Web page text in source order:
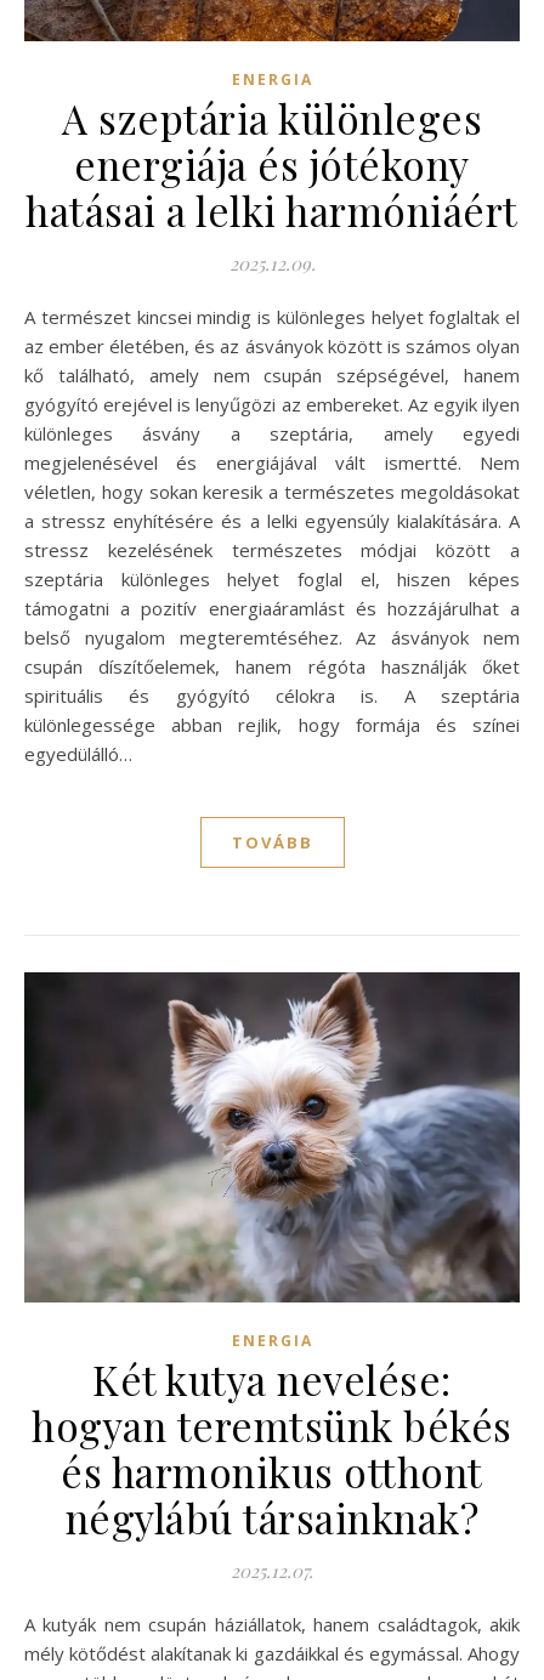
ENERGIA
A szeptária különleges
energiája és jótékony
hatásai a lelki harmóniáért
2025.12.09.
A természet kincsei mindig is különleges helyet foglaltak el
az ember életében, és az ásványok között is számos olyan
kő található, amely nem csupán szépségével, hanem
gyógyító erejével is lenyűgözi az embereket. Az egyik ilyen
különleges ásvány a szeptária, amely egyedi
megjelenésével és energiájával vált ismertté. Nem
véletlen, hogy sokan keresik a természetes megoldásokat
a stressz enyhítésére és a lelki egyensúly kialakítására. A
stressz kezelésének természetes módjai között a
szeptária különleges helyet foglal el, hiszen képes
támogatni a pozitív energiaáramlást és hozzájárulhat a
belső nyugalom megteremtéséhez. Az ásványok nem
csupán díszítőelemek, hanem régóta használják őket
spirituális és gyógyító célokra is. A szeptária
különlegessége abban rejlik, hogy formája és színei
egyedülálló…
TOVÁBB
ENERGIA
Két kutya nevelése:
hogyan teremtsünk békés
és harmonikus otthont
négylábú társainknak?
2025.12.07.
A kutyák nem csupán háziállatok, hanem családtagok, akik
mély kötődést alakítanak ki gazdáikkal és egymással. Ahogy